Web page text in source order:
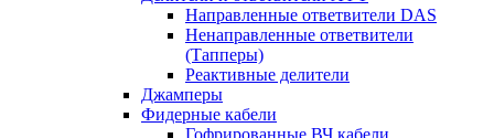
Направленные ответвители DAS
Ненаправленные ответвители
(Тапперы)
Реактивные делители
Джамперы
Фидерные кабели
Гофрированные ВЧ кабели